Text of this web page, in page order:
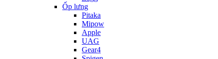
Ốp lưng
Pitaka
Mipow
Apple
UAG
Gear4